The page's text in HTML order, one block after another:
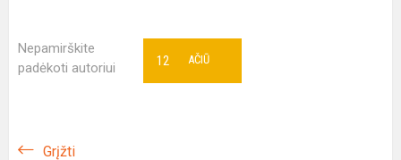
Nepamirškite
padėkoti autoriui
AČIŪ
12
Grįžti